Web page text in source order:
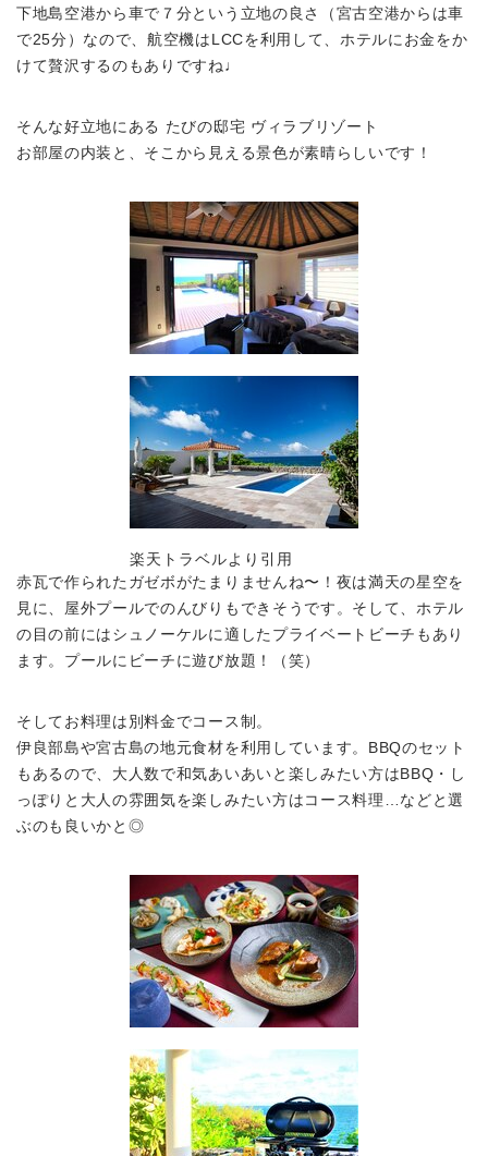
下地島空港から車で７分という立地の良さ（宮古空港からは車
で25分）なので、航空機はLCCを利用して、ホテルにお金をか
けて贅沢するのもありですね♩
そんな好立地にある たびの邸宅 ヴィラブリゾート
お部屋の内装と、そこから見える景色が素晴らしいです！
楽天トラベルより引用
赤瓦で作られたガゼボがたまりませんね〜！夜は満天の星空を
見に、屋外プールでのんびりもできそうです。そして、ホテル
の目の前にはシュノーケルに適した プライベートビーチ もあり
ます。プールにビーチに遊び放題！（笑）
そしてお料理は 別料金でコース制。
伊良部島や宮古島の地元食材を利用しています。
BBQのセット
もあるので、大人数で和気あいあいと楽しみたい方はBBQ・し
っぽりと大人の雰囲気を楽しみたい方はコース料理…などと選
ぶのも良いかと◎